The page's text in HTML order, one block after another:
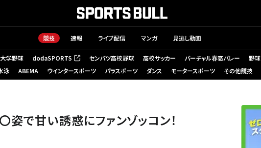
競技 速報 ライブ配信 マンガ 見逃し動画
学野球 dodaSPORTS
（新しいタブで開く） センバツ高校野球 高校サッカー バーチャル春高バレー 野球
泳 ABEMA ウインタースポーツ パラスポーツ ダンス モータースポーツ その他競技
で甘い誘惑にファンゾッコン！